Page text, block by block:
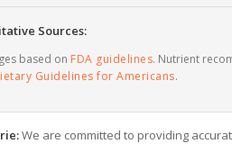
Sources:
based on FDA guidelines. Nutrient
Guidelines for Americans.
We are committed to providing